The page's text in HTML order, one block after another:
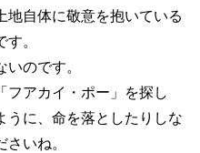
地自体に敬意を抱いている
。
のです。
フアカイ・ポー」を探し
うに、命を落としたりしな
いね。